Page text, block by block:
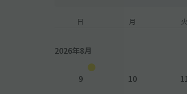
日 月 火
2026年8月
9 10